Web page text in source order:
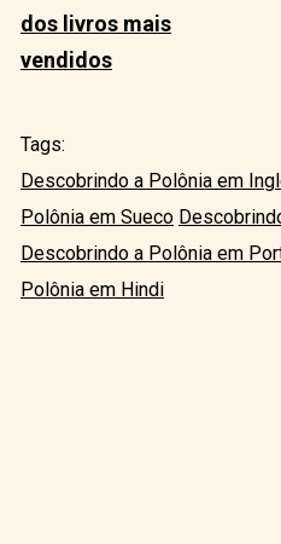
dos livros mais
vendidos
Tags:
Descobrindo a Polônia em
Polônia em Sueco
Descobrindo a Polônia em
Polônia em Hindi